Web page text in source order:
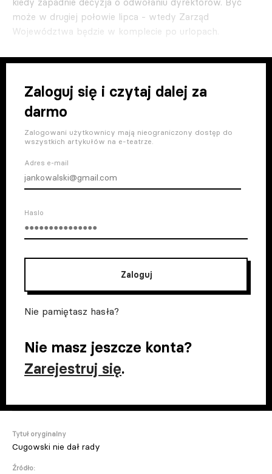
może w drugiej połowie lipca - wtedy Zarząd
Województwa będzie w komplecie po urlopach.
Zaloguj się i czytaj dalej za
darmo
Zalogowani użytkownicy mają nieograniczony dostęp do
wszystkich artykułów na e-teatrze.
Adres e-mail
Haslo
Zaloguj
Nie pamiętasz hasła?
Nie masz jeszcze konta?
Zarejestruj się.
Tytuł oryginalny
Cugowski nie dał rady
Źródło: